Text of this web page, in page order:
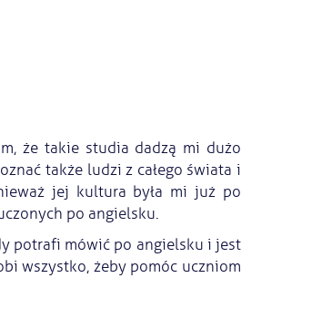
że takie studia dadzą mi dużo
także ludzi z całego świata i
jej kultura była mi już po
po angielsku.
potrafi mówić po angielsku i jest
wszystko, żeby pomóc uczniom